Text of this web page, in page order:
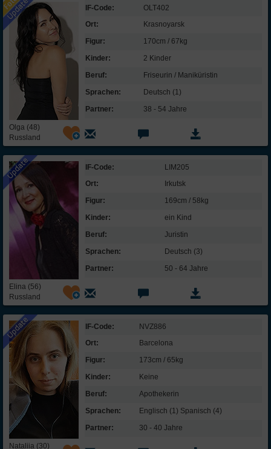
Olga (48)
Russland
IF-Code:
OLT402
Ort:
Krasnoyarsk
Figur:
170cm / 67kg
Kinder:
2 Kinder
Beruf:
Friseurin / Maniküristin
Sprachen:
Deutsch (1)
Partner:
38 - 54 Jahre
Elina (56)
Russland
IF-Code:
LIM205
Ort:
Irkutsk
Figur:
169cm / 58kg
Kinder:
ein Kind
Beruf:
Juristin
Sprachen:
Deutsch (3)
Partner:
50 - 64 Jahre
Nataliia (30)
IF-Code:
NVZ886
Ort:
Barcelona
Figur:
173cm / 65kg
Kinder:
Keine
Beruf:
Apothekerin
Sprachen:
Englisch (1) Spanisch (4)
Partner:
30 - 40 Jahre